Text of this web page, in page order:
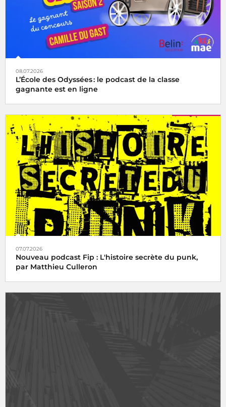
08.07.2026
L’École des Odyssées : le podcast de la classe
gagnante est en ligne
07.07.2026
Nouveau podcast Fip : L'histoire secrète du punk,
par Matthieu Culleron